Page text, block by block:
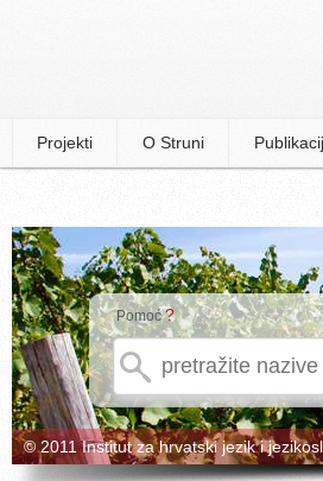
Projekti O Struni
Pomoć?
© 2011 Institut za hrvatski jezik i